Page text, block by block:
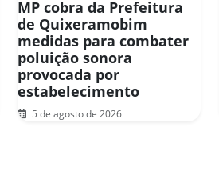
MP cobra da Prefeitura
de Quixeramobim
medidas para combater
poluição sonora
provocada por
estabelecimento
5 de agosto de 2026